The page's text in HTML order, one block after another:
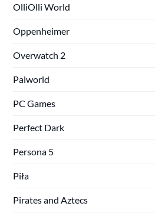
OlliOlli World
Oppenheimer
Overwatch 2
Palworld
PC Games
Perfect Dark
Persona 5
Piła
Pirates and Aztecs